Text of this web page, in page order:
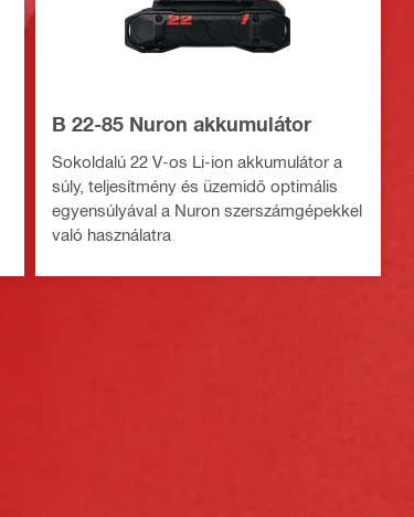
B 22-85 Nuron akkumulátor
Sokoldalú 22 V-os Li-ion akkumulátor a
súly, teljesítmény és üzemidő optimális
egyensúlyával a Nuron szerszámgépekkel
való használatra